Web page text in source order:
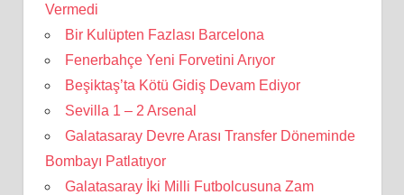
Vermedi
Bir Kulüpten Fazlası Barcelona
Fenerbahçe Yeni Forvetini Arıyor
Beşiktaş’ta Kötü Gidiş Devam Ediyor
Sevilla 1 – 2 Arsenal
Galatasaray Devre Arası Transfer Döneminde
Bombayı Patlatıyor
Galatasaray İki Milli Futbolcusuna Zam